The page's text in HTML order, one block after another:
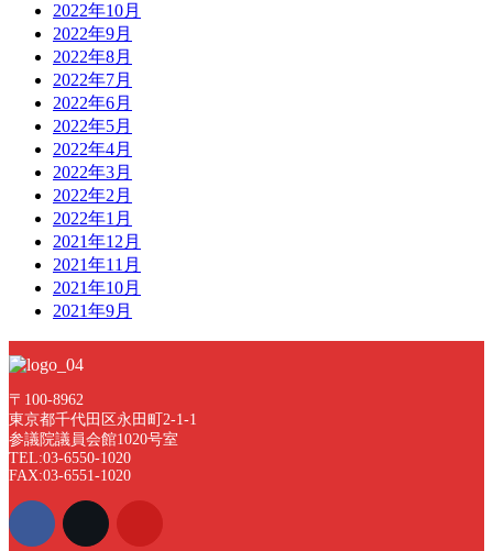
2022年10月
2022年9月
2022年8月
2022年7月
2022年6月
2022年5月
2022年4月
2022年3月
2022年2月
2022年1月
2021年12月
2021年11月
2021年10月
2021年9月
〒100-8962
東京都千代田区永田町2-1-1
参議院議員会館1020号室
TEL:03-6550-1020
FAX:03-6551-1020